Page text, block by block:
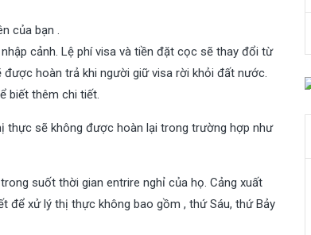
của bạn .
cảnh. Lệ phí visa và tiền đặt cọc sẽ thay đổi từ
hoàn trả khi người giữ visa rời khỏi đất nước.
biết thêm chi tiết.
sẽ không được hoàn lại trong trường hợp như
suốt thời gian entrire nghỉ của họ. Cảng xuất
để xử lý thị thực không bao gồm , thứ Sáu, thứ Bảy